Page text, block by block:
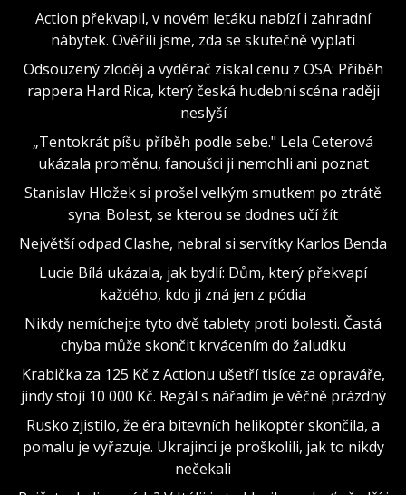
Action překvapil, v novém letáku nabízí i zahradní
nábytek. Ověřili jsme, zda se skutečně vyplatí
Odsouzený zloděj a vyděrač získal cenu z OSA: Příběh
rappera Hard Rica, který česká hudební scéna raději
neslyší
„Tentokrát píšu příběh podle sebe." Lela Ceterová
ukázala proměnu, fanoušci ji nemohli ani poznat
Stanislav Hložek si prošel velkým smutkem po ztrátě
syna: Bolest, se kterou se dodnes učí žít
Největší odpad Clashe, nebral si servítky Karlos Benda
Lucie Bílá ukázala, jak bydlí: Dům, který překvapí
každého, kdo ji zná jen z pódia
Nikdy nemíchejte tyto dvě tablety proti bolesti. Častá
chyba může skončit krvácením do žaludku
Krabička za 125 Kč z Actionu ušetří tisíce za opraváře,
jindy stojí 10 000 Kč. Regál s nářadím je věčně prázdný
Rusko zjistilo, že éra bitevních helikoptér skončila, a
pomalu je vyřazuje. Ukrajinci je proškolili, jak to nikdy
nečekali